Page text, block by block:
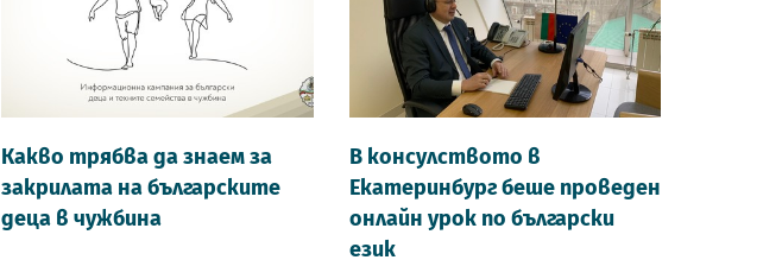
Какво трябва да знаем за
закрилата на българските
деца в чужбина
В консулството в
Екатеринбург беше проведен
онлайн урок по български
език